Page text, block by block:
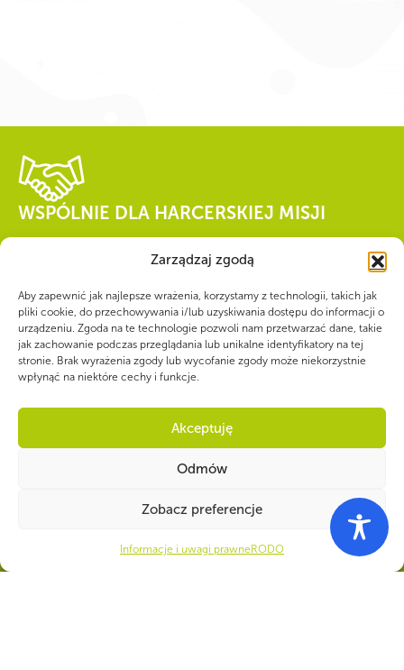
Zarządzaj zgodą
Aby zapewnić jak najlepsze wrażenia, korzystamy z technologii, takich jak
pliki cookie, do przechowywania i/lub uzyskiwania dostępu do informacji o
urządzeniu. Zgoda na te technologie pozwoli nam przetwarzać dane, takie
jak zachowanie podczas przeglądania lub unikalne identyfikatory na tej
stronie. Brak wyrażenia zgody lub wycofanie zgody może niekorzystnie
wpłynąć na niektóre cechy i funkcje.
Akceptuję
Odmów
Zobacz preferencje
Informacje i uwagi prawne RODO
WSPÓLNIE DLA HARCERSKIEJ MISJI
Twoje wsparcie, nasza
siła!
Numer konta do darowizn na rzecz ZHP
22 1140 1010 0000 5392 2900
1017
97% badanych rodziców dzieci należących do ZHP poleciłoby harcerstwo
innym rodzicom, a 94% poleciłoby drużynę lub gromadę swojego dziecka
(badanie Harcerskiego Instytutu Badawczego 2022).